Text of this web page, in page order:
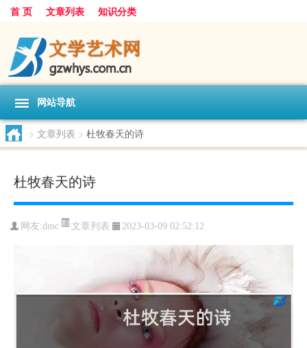
首 页 文章列表 知识分类
网站导航
> 文章列表 > 杜牧春天的诗
杜牧春天的诗
网友:dmc 文章列表 2023-03-09 02:52:12